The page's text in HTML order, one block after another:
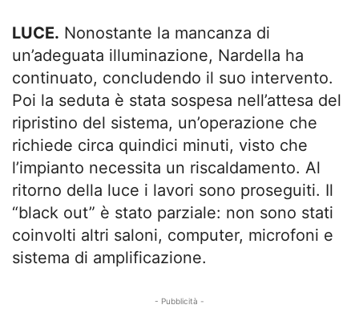
LUCE. Nonostante la mancanza di
un’adeguata illuminazione, Nardella ha
continuato, concludendo il suo intervento.
Poi la seduta è stata sospesa nell’attesa del
ripristino del sistema, un’operazione che
richiede circa quindici minuti, visto che
l’impianto necessita un riscaldamento. Al
ritorno della luce i lavori sono proseguiti. Il
“black out” è stato parziale: non sono stati
coinvolti altri saloni, computer, microfoni e
sistema di amplificazione.
- Pubblicità -